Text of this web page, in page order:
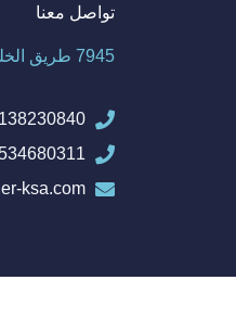
تواصل معنا
7945 طريق الخليج, حي الزهور, الدمام 32424
ksa.com